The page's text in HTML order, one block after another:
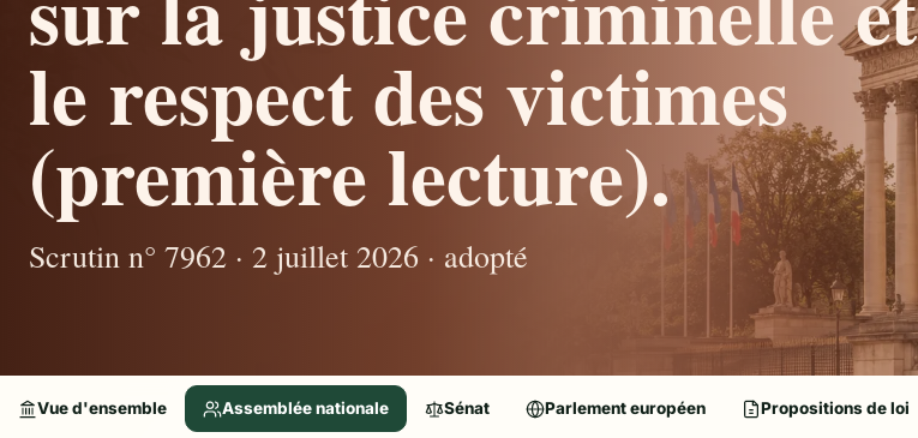
le respect des victimes
(première lecture).
Scrutin n° 7962 · 2 juillet 2026 · adopté
Vue d'ensemble Assemblée nationale Sénat Parlement européen Propositions de loi